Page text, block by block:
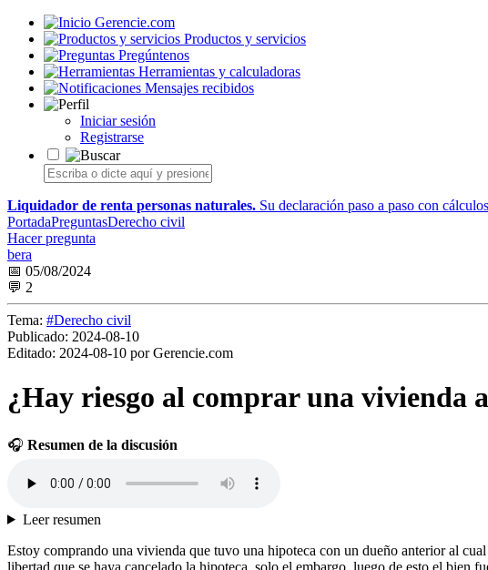
Gerencie.com
Productos y servicios
Pregúntenos
Herramientas y calculadoras
Mensajes recibidos
Iniciar sesión
Registrarse
Liquidador de renta personas naturales. Su declaración paso a paso con
PortadaPreguntasDerecho civil
Hacer pregunta
bera
📅 05/08/2024
💬 2
Tema: #Derecho civil
Publicado: 2024-08-10
Editado: 2024-08-10 por Gerencie.com
¿Hay riesgo al comprar una vivienda
🎧 Resumen de la discusión
Leer resumen
Estoy comprando una vivienda que tuvo una hipoteca con un dueño anterior al
libertad que se haya cancelado la hipoteca, solo el embargo, luego de esto el bien